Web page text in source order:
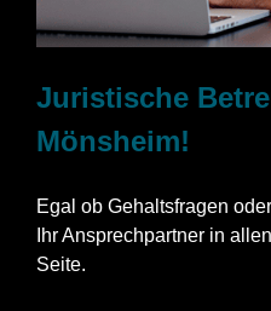
Juristische
Mönsheim!
Egal ob Gehaltsfragen
Ihr Ansprechpartner in
Seite.